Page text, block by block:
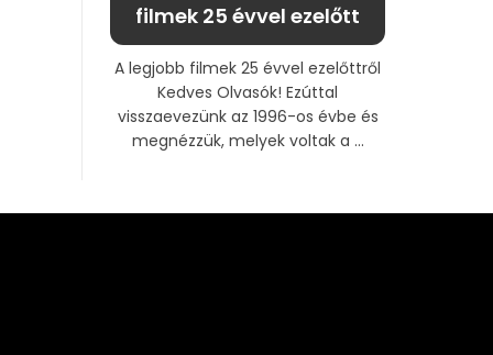
filmek 25 évvel ezelőtt
A legjobb filmek 25 évvel ezelőttről
Kedves Olvasók! Ezúttal
visszaevezünk az 1996-os évbe és
megnézzük, melyek voltak a ...